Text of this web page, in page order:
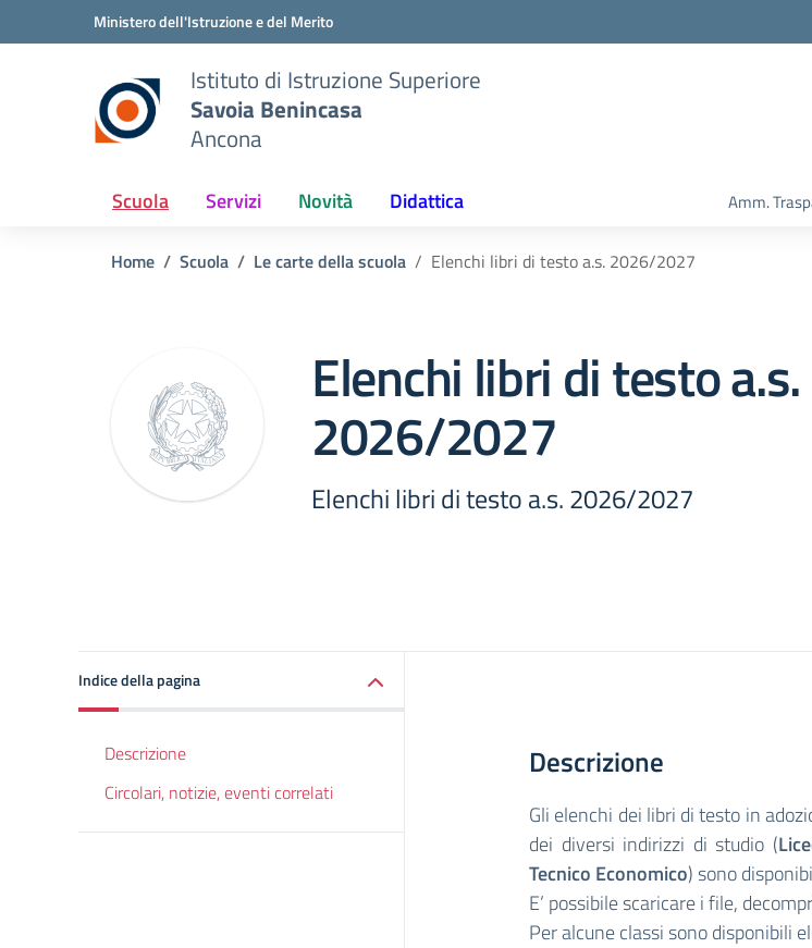
Vai ai contenuti
Vai al menu di navigazioneMinistero dell'Istruzione e del Merito
Istituto di Istruzione Superiore
Savoia Benincasa
Ancona
Scuola Servizi Novità Didattica Amm.
Home Scuola Le carte della scuola Elenchi libri di testo a.s. 2026/2027
Elenchi libri di testo a.s.
2026/2027
Elenchi libri di testo a.s. 2026/2027
Indice della pagina
Descrizione
Circolari, notizie, eventi correlati
Descrizione
Gli elenchi dei libri di testo in
dei diversi indirizzi di studio (
Tecnico Economico) sono
E’ possibile scaricare i file,
Per alcune classi sono disponibili